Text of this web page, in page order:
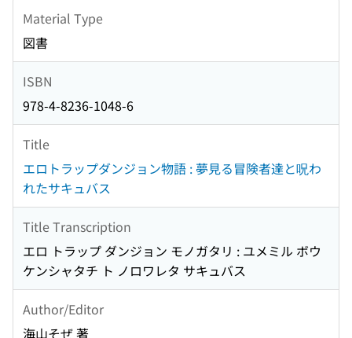
Material Type
図書
ISBN
978-4-8236-1048-6
Title
エロトラップダンジョン物語 : 夢見る冒険者達と呪わ
れたサキュバス
Title Transcription
エロ トラップ ダンジョン モノガタリ : ユメミル ボウ
ケンシャタチ ト ノロワレタ サキュバス
Author/Editor
海山そぜ 著